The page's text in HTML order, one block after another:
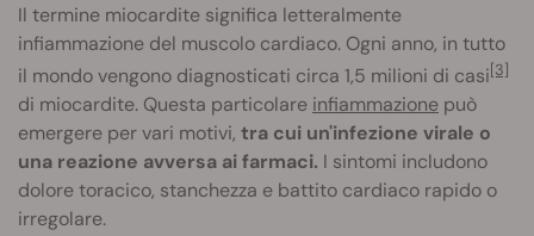
Il termine miocardite significa letteralmente
infiammazione del muscolo cardiaco. Ogni anno, in tutto
il mondo vengono diagnosticati circa 1,5 milioni di casi[3]
di miocardite. Questa particolare infiammazione può
emergere per vari motivi, tra cui un'infezione virale o
una reazione avversa ai farmaci. I sintomi includono
dolore toracico, stanchezza e battito cardiaco rapido o
irregolare.